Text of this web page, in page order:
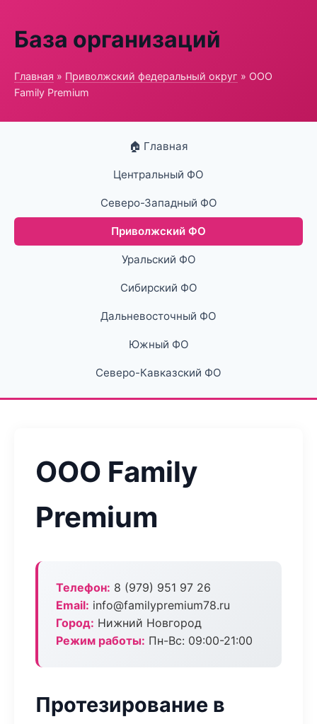
База организаций
Главная » Приволжский федеральный округ » ООО
Family Premium
🏠 Главная
Центральный ФО
Северо-Западный ФО
Приволжский ФО
Уральский ФО
Сибирский ФО
Дальневосточный ФО
Южный ФО
Северо-Кавказский ФО
ООО Family
Premium
Телефон: 8 (979) 951 97 26
Email: info@familypremium78.ru
Город: Нижний Новгород
Режим работы: Пн-Вс: 09:00-21:00
Протезирование в